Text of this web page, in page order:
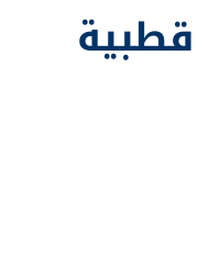
قطبية